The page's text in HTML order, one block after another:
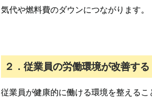
気代や燃料費のダウンにつながります。
２．従業員の労働環境が改善する
従業員が健康的に働ける環境を整える